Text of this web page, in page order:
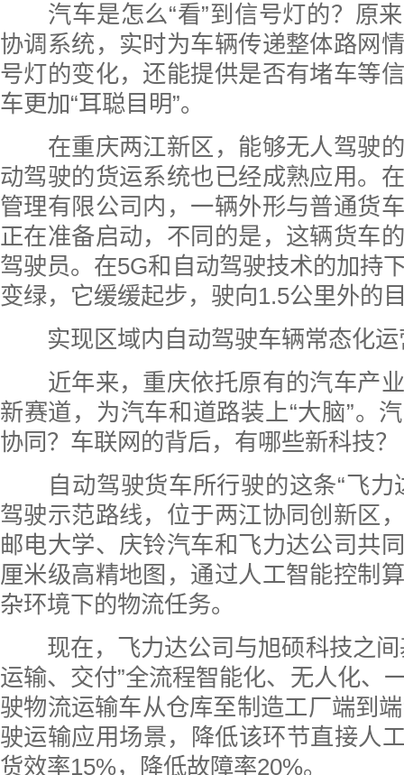
汽车是怎么“看”到信号灯的？原来
协调系统，实时为车辆传递整体路网
号灯的变化，还能提供是否有堵车等
车更加“耳聪目明”。
在重庆两江新区，能够无人驾驶的
动驾驶的货运系统也已经成熟应用。
管理有限公司内，一辆外形与普通货
正在准备启动，不同的是，这辆货车
驾驶员。在5G和自动驾驶技术的加持
变绿，它缓缓起步，驶向1.5公里外的
实现区域内自动驾驶车辆常态化运
近年来，重庆依托原有的汽车产业
新赛道，为汽车和道路装上“大脑”。
协同？车联网的背后，有哪些新科技？
自动驾驶货车所行驶的这条“飞力
驾驶示范路线，位于两江协同创新区
邮电大学、庆铃汽车和飞力达公司共
厘米级高精地图，通过人工智能控制
杂环境下的物流任务。
现在，飞力达公司与旭硕科技之间
运输、交付”全流程智能化、无人化、
驶物流运输车从仓库至制造工厂端到
驶运输应用场景，降低该环节直接人
货效率15%，降低故障率20%。